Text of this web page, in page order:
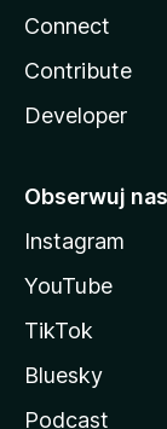
Connect
Contribute
Developer
Obserwuj nas
Instagram
YouTube
TikTok
Bluesky
Podcast